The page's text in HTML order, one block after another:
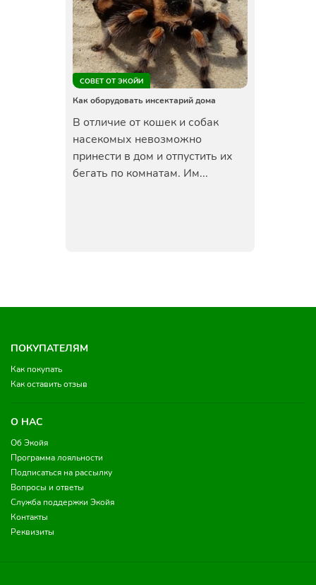
СОВЕТ ОТ ЭКОЙИ
Как оборудовать инсектарий дома
В отличие от кошек и собак
насекомых невозможно
принести в дом и отпустить их
бегать по комнатам. Им...
ПОКУПАТЕЛЯМ
Как покупать
Как оставить отзыв
О НАС
Об Экойя
Программа лояльности
Подписаться на рассылку
Вопросы и ответы
Служба поддержки Экойя
Контакты
Реквизиты